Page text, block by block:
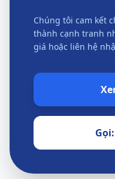
Chúng tôi cam kết
thành cạnh tranh
giá hoặc liên hệ